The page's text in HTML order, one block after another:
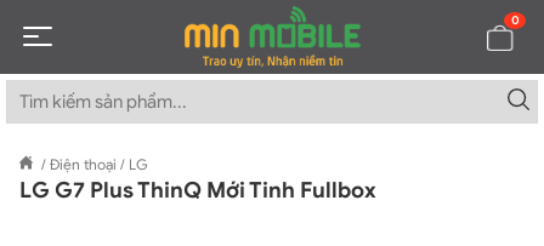
0
/ Điện thoại / LG
LG G7 Plus ThinQ Mới Tinh Fullbox